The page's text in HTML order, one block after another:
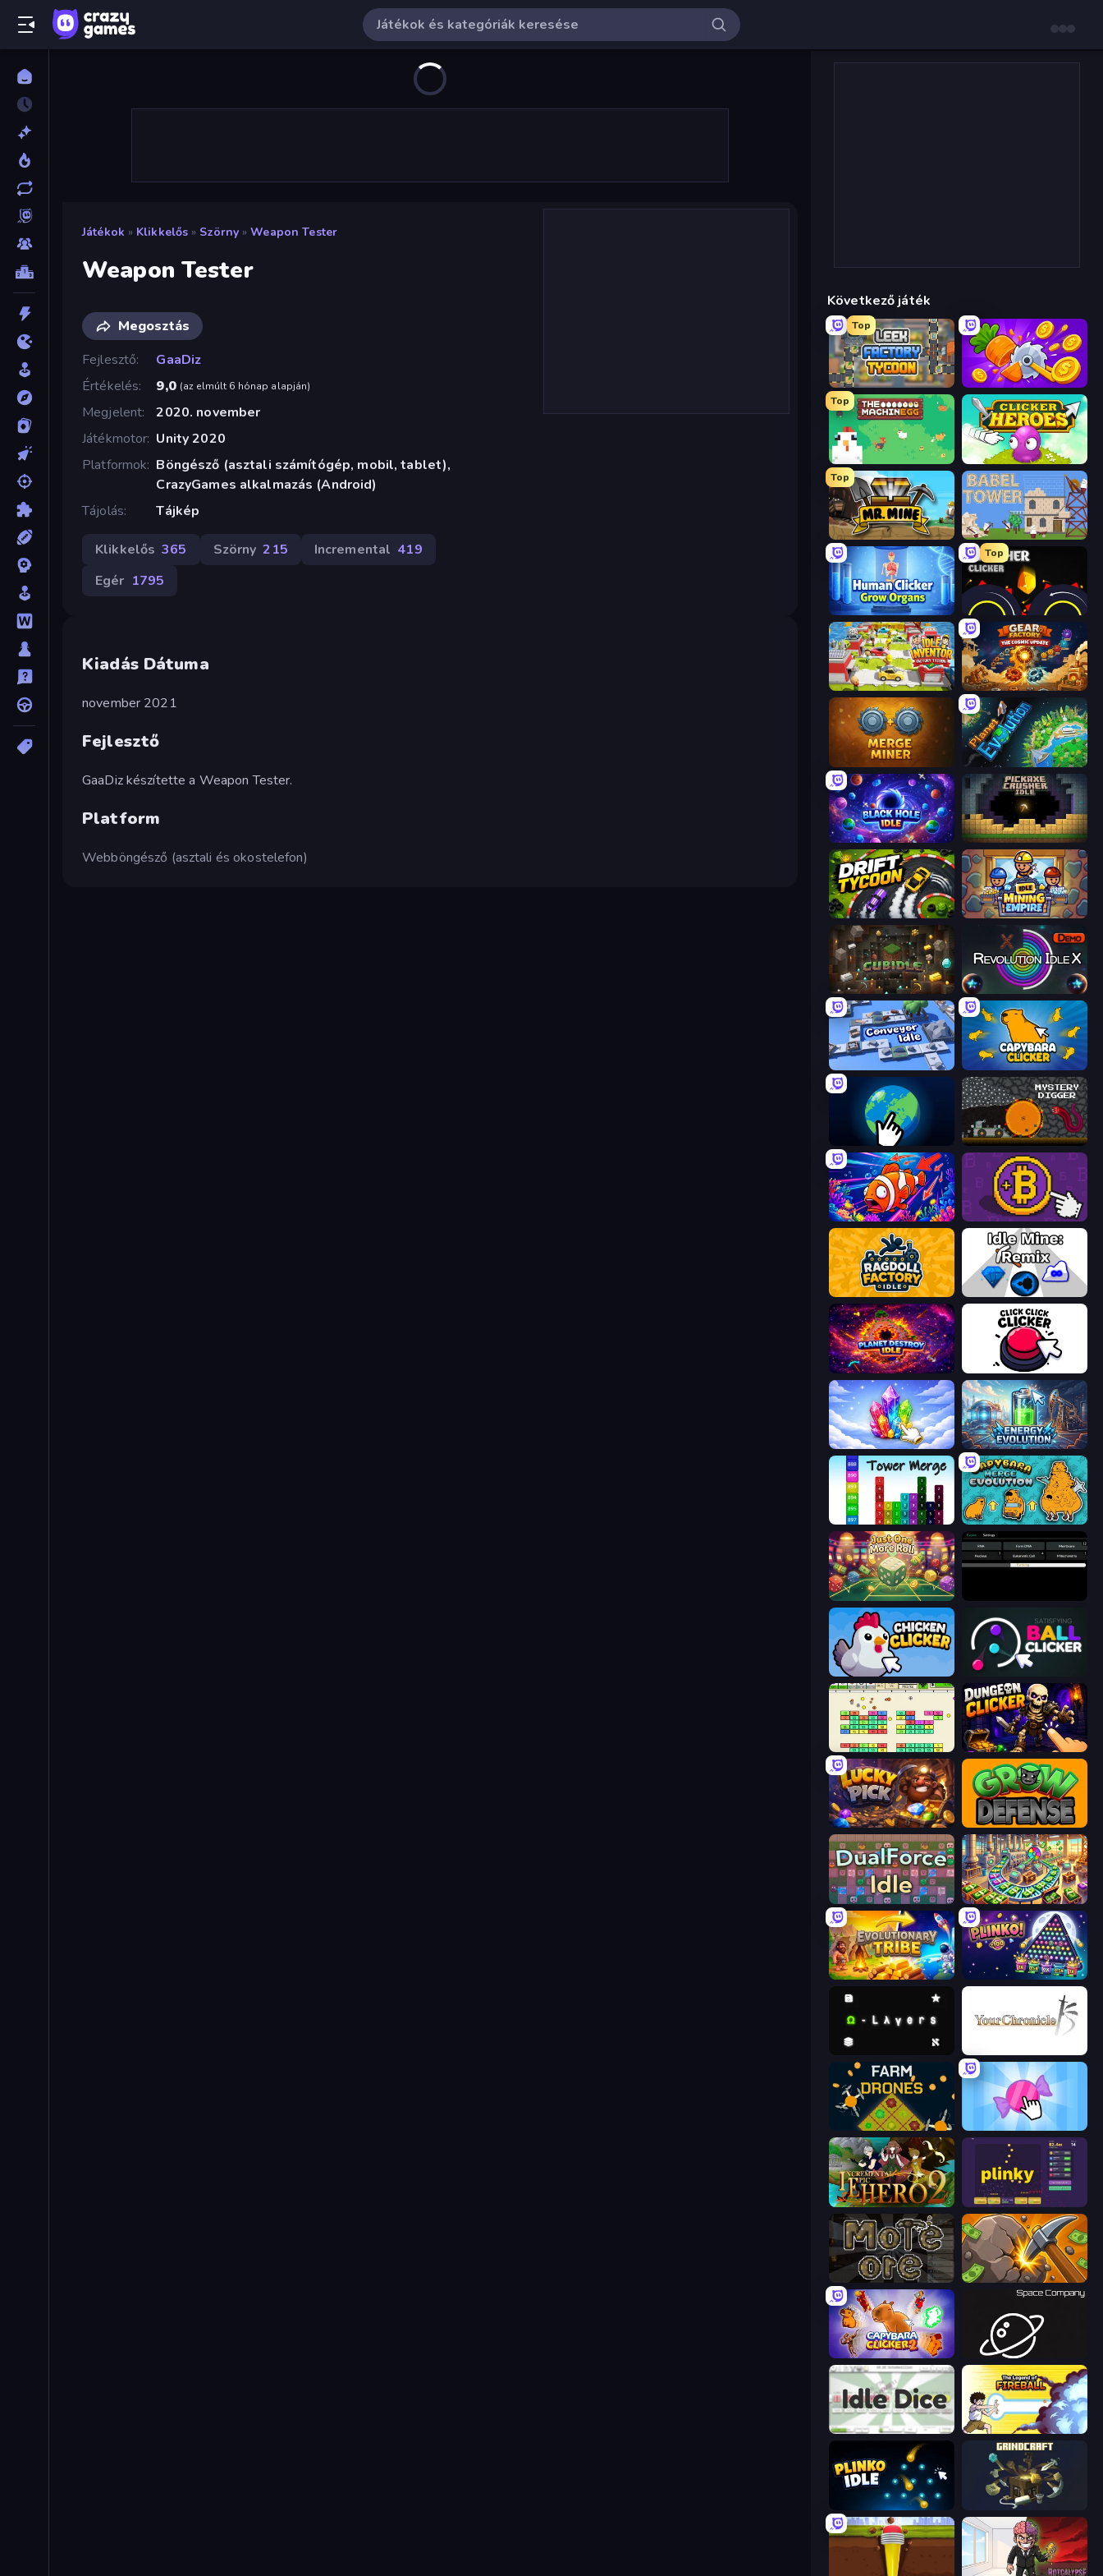
Játékok » Klikkelős » Szörny » Weapon Tester
Weapon Tester
Megosztás
Fejlesztő
GaaDiz
Értékelés
9,0 (az elmúlt 6 hónap alapján)
Megjelent
2020. november
Játékmotor Unity 2020
Platformok Böngésző (asztali számítógép, mobil, tablet),
CrazyGames alkalmazás (Android)
Tájolás
Tájkép
Klikkelős 365 Szörny 215 Incremental 419
Egér 1795
Kiadás Dátuma
november 2021
Fejlesztő
GaaDiz készítette a Weapon Tester.
Platform
Webböngésző (asztali és okostelefon)
Következő játék
Top
Leek Factory Tycoon Farm Ring Idle
Top
The MachinEGG Clicker Heroes
Top
Mr. Mine Babel Tower
Human Clicker: Grow Organs
Top
Crusher Clicker
Idle Inventor Gear Factory
Merge Miner Planet Evolution: Idle Clicker
Black Hole Idle Pickaxe Crusher Idle
Drift Tycoon Idle Mining Empire
Cubidle Revolution Idle X
Conveyor Idle Capybara Clicker
Planet Clicker 2 Mystery Digger
Fish Catch Idle Money Maker
Ragdoll Factory Idle Idle Mine: Remix
Planet Destroy Idle Click Click Clicker
Crystalia Idle Clicker Energy Evolution
Tower Merge Capybara Merge Evolution
Just One More Roll
Chicken Clicker Satisfying Ball Clicker
Idle Breakout Dungeon Clicker
Lucky Pick Grow Defense
DualForce Idle Money Factory: Tycoon Idle Game
Evolutionary Tribe PLINKO!
Omega Layers
Farm Drones Candy Clicker 2
Incremental Epic Hero 2 Plinky
More Ore Mine Clicker
Capybara Clicker 2 Space Company
Idle Dice Legend Of Fireball
Plinko Idle GrindCraft